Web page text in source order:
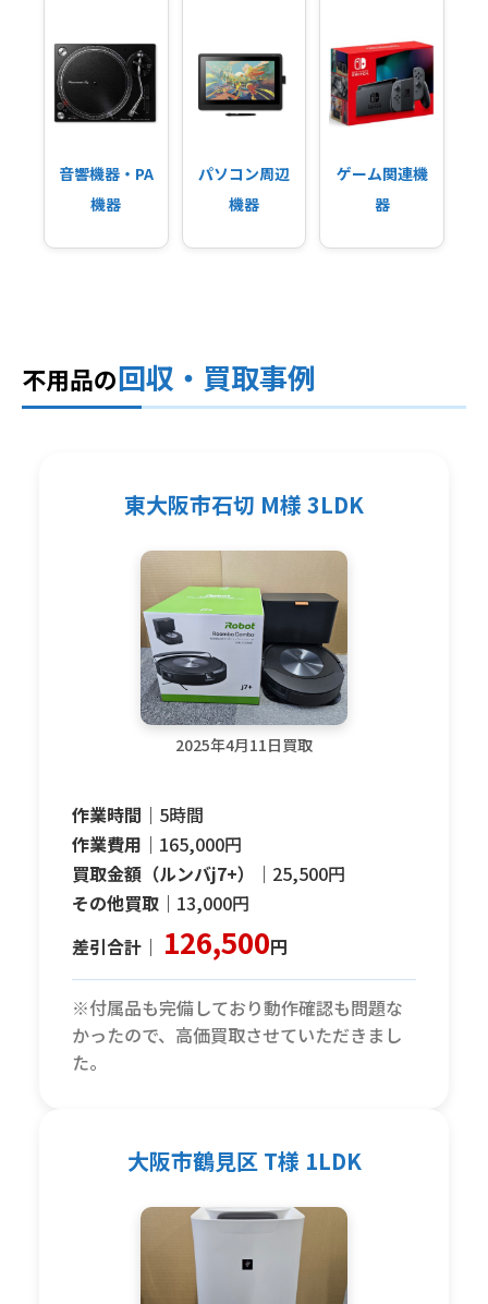
音響機器・PA
機器
パソコン周辺
機器
ゲーム関連機
器
不用品の回収・買取事例
東大阪市石切 M様 3LDK
2025年4月11日買取
作業時間｜ 5時間
作業費用｜ 165,000円
買取金額（ルンバj7+）｜ 25,500円
その他買取｜ 13,000円
差引合計｜ 126,500円
※付属品も完備しており動作確認も問題な
かったので、高価買取させていただきまし
た。
大阪市鶴見区 T様 1LDK